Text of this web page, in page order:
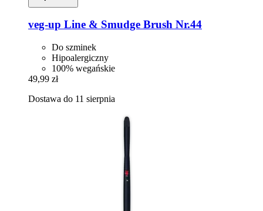
veg-up Line & Smudge Brush Nr.44
Do szminek
Hipoalergiczny
100% wegańskie
49,99 zł
Dostawa do 11 sierpnia